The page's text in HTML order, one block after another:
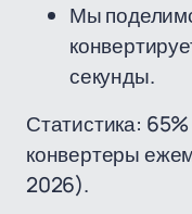
Мы
секунды.
Статистика:
конвертеры
2026).